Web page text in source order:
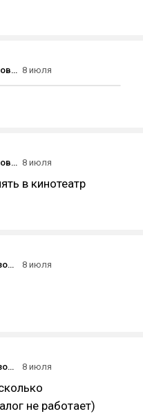
Не снимать же к этой дате новый стоящий фильм?))) 8 июля
Не снимать же к этой дате новый стоящий фильм?))) 8 июля
в кинотеатр
Манифест обманутого пользователя: Жизнь в наушниках
8 июля
Манифест обманутого пользователя: Жизнь в наушниках
8 июля
не работает)